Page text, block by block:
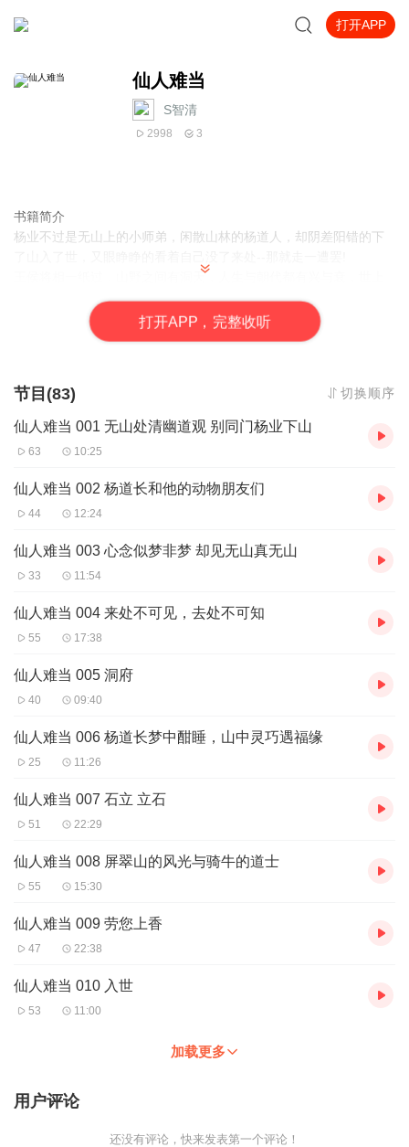
打开APP
仙人难当
S智清
2998 3
书籍简介
杨业不过是无山上的小师弟，闲散山林的杨道人，却阴差阳错的下
王侯将相一纸过，山野之间有洞天，人生与朝代都有兴与衰，世上
之事写不尽说不完，但自此后天地间便多了个喜欢东瞧西看的道
旁人修仙是躲着因果走，他却是上赶着一头钻进红尘俗事里面，也
怎么就那么多呢?”
杨道长喝了口葫芦里的酒，如此叹道。
(本书《仙人难当》，也叫《散仙游记》)
打开APP，完整收听
节目(83) 切换顺序
仙人难当 001 无山处清幽道观 别同门杨业下山
63 10:25
仙人难当 002 杨道长和他的动物朋友们
44 12:24
仙人难当 003 心念似梦非梦 却见无山真无山
33 11:54
仙人难当 004 来处不可见，去处不可知
55 17:38
仙人难当 005 洞府
40 09:40
仙人难当 006 杨道长梦中酣睡，山中灵巧遇福缘
25 11:26
仙人难当 007 石立 立石
51 22:29
仙人难当 008 屏翠山的风光与骑牛的道士
55 15:30
仙人难当 009 劳您上香
47 22:38
仙人难当 010 入世
53 11:00
加载更多
用户评论
还没有评论，快来发表第一个评论！